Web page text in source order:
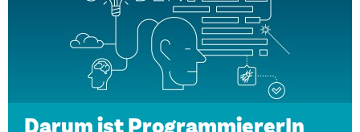
Darum ist ProgrammiererIn